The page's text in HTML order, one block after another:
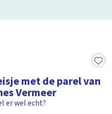
met de parel van
Vermeer
er wel echt?